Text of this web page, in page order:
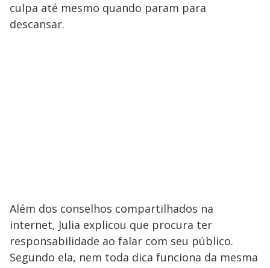
culpa até mesmo quando param para
descansar.
Além dos conselhos compartilhados na
internet, Julia explicou que procura ter
responsabilidade ao falar com seu público.
Segundo ela, nem toda dica funciona da mesma